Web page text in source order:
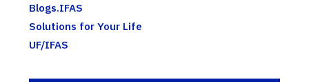
Blogs.IFAS
Solutions for Your Life
UF/IFAS